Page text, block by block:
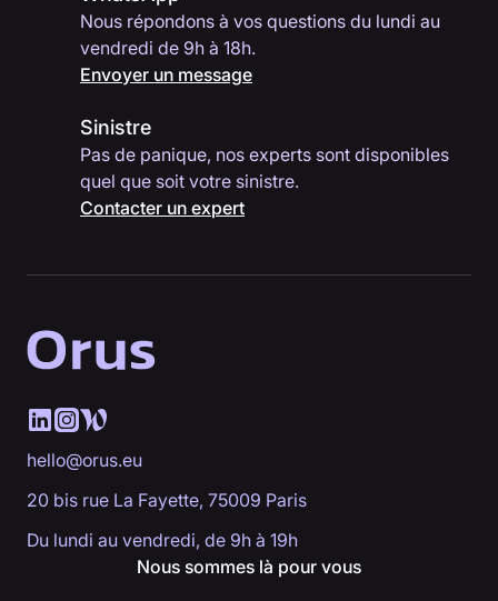
Nous répondons à vos questions du lundi au
vendredi de 9h à 18h.
Envoyer un message
Sinistre
Pas de panique, nos experts sont disponibles
quel que soit votre sinistre.
Contacter un expert
hello@orus.eu
20 bis rue La Fayette, 75009 Paris
Du lundi au vendredi, de 9h à 19h
Nous sommes là pour vous